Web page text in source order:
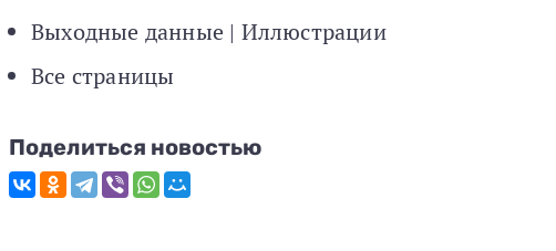
Выходные данные | Иллюстрации
Все страницы
Поделиться новостью